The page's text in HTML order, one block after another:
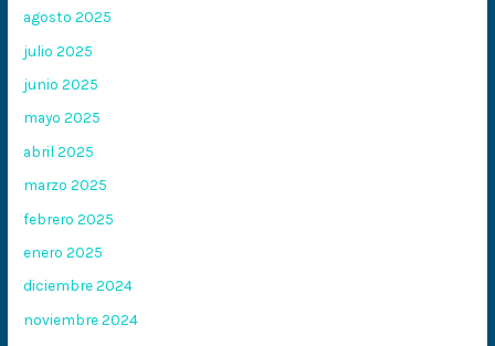
agosto 2025
julio 2025
junio 2025
mayo 2025
abril 2025
marzo 2025
febrero 2025
enero 2025
diciembre 2024
noviembre 2024